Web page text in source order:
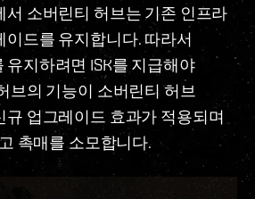
서 소버린티 허브는 기존 인프라
이드를 유지합니다. 따라서
유지하려면 ISK를 지급해야
브의 기능이 소버린티 허브
규 업그레이드 효과가 적용되며
촉매를 소모합니다.